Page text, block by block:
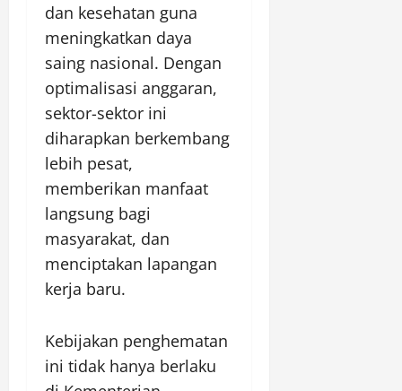
dan kesehatan guna
meningkatkan daya
saing nasional. Dengan
optimalisasi anggaran,
sektor-sektor ini
diharapkan berkembang
lebih pesat,
memberikan manfaat
langsung bagi
masyarakat, dan
menciptakan lapangan
kerja baru.
Kebijakan penghematan
ini tidak hanya berlaku